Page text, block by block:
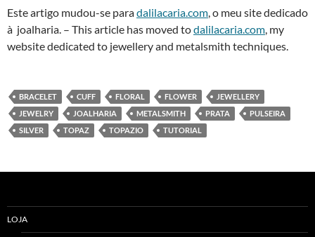
Este artigo mudou-se paradalilacaria.com, o meu site dedicado
à joalharia. – This article has moved todalilacaria.com, my
website dedicated to jewellery and metalsmith techniques.
BRACELET CUFF FLORAL FLOWER
JEWELLERY
JEWELRY
JOALHARIA METALSMITH PRATA
PULSEIRA
SILVER
TOPAZ TOPAZIO TUTORIAL
LOJA